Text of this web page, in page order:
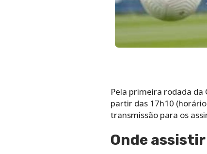
Pela primeira rodada da
partir das 17h10
transmissão para os
Onde assistir